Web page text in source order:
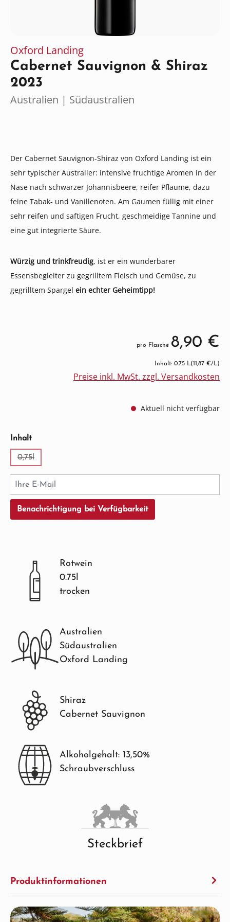
Oxford Landing
Cabernet Sauvignon & Shiraz
2023
Australien | Südaustralien
Der Cabernet Sauvignon-Shiraz von Oxford Landing ist ein
sehr typischer Australier: intensive fruchtige Aromen in der
Nase nach schwarzer Johannisbeere, reifer Pflaume, dazu
feine Tabak- und Vanillenoten. Am Gaumen füllig mit einer
sehr reifen und saftigen Frucht, geschmeidige Tannine und
eine gut integrierte Säure.
Würzig und trinkfreudig, ist er ein wunderbarer
Essensbegleiter zu gegrilltem Fleisch und Gemüse, zu
gegrilltem Spargel ein echter Geheimtipp!
pro Flasche 8,90 €
Inhalt: 0.75 L(11,87 €/L)
Preise inkl. MwSt. zzgl. Versandkosten
Aktuell nicht verfügbar
Inhaltauswählen
0,75l
Ihre E-Mail
Benachrichtigung bei Verfügbarkeit
Rotwein
0.75l
trocken
Australien
Südaustralien
Oxford Landing
Shiraz
Cabernet Sauvignon
Alkoholgehalt: 13,50%
Schraubverschluss
Steckbrief
Produktinformationen